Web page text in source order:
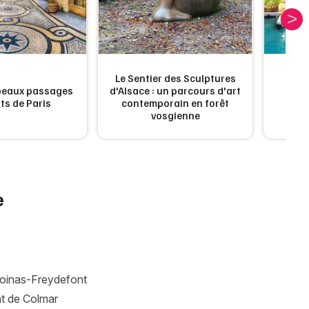
Artistes en tournée
Actualités
Mon email
passages
de Paris
Le Sentier des Sculptures
d'Alsace : un parcours d'art
contemporain en forêt
vosgienne
Freydefont
de Colmar